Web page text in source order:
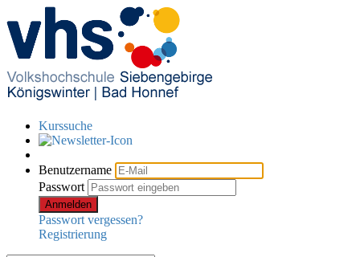
Kurssuche
Benutzername
Passwort
Anmelden
Passwort vergessen?
Registrierung